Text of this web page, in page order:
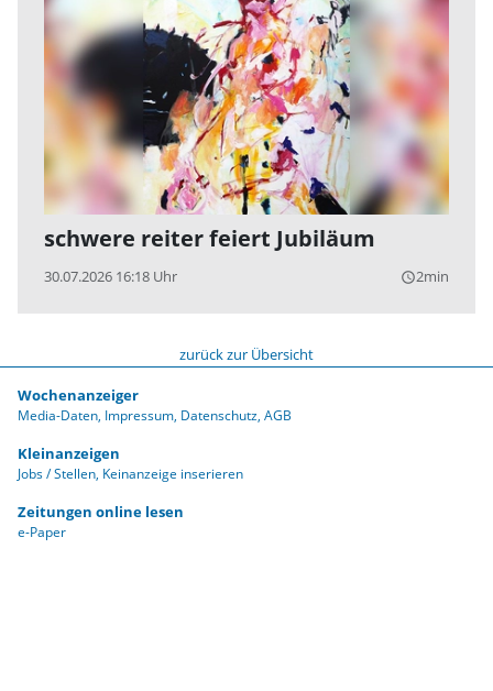
schwere reiter feiert Jubiläum
30.07.2026 16:18 Uhr query_builder2min
zurück zur Übersicht
Wochenanzeiger
Media-Daten Impressum Datenschutz AGB
Kleinanzeigen
Jobs / Stellen Keinanzeige inserieren
Zeitungen online lesen
e-Paper